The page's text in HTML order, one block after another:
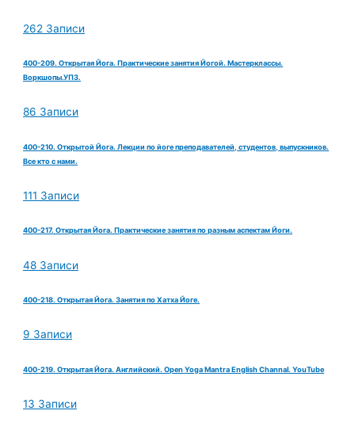
262 Записи
400-209. Открытая Йога. Практические занятия Йогой. Мастерклассы.
Воркшопы.УПЗ.
86 Записи
400-210. Открытой Йога. Лекции по йоге преподавателей, студентов, выпускников.
Все кто с нами.
111 Записи
400-217. Открытая Йога. Практические занятия по разным аспектам Йоги.
48 Записи
400-218. Открытая Йога. Занятия по Хатха Йоге.
9 Записи
400-219. Открытая Йога. Английский. Open Yoga Mantra English Channal. YouTube
13 Записи